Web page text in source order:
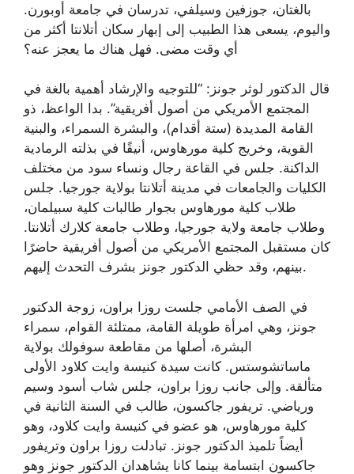
بالغتان، جوزفين وسيلفي، تدرسان في جامعة أوبورن.
واليوم، يسعى هذا الطبيب إلى إبهار سكان أتلانتا أكثر من
أي وقت مضى. فهل هناك ما يعجز عنه؟
قال الدكتور لوثر جونز: “للتوجيه والإرشاد أهمية بالغة في
المجتمع الأمريكي من أصول أفريقية”. بدا الواعظ، ذو
القامة المديدة (ستة أقدام)، والبشرة السمراء، والبنية
القوية، وخريج كلية مورهاوس، أنيقًا في بذلته الرمادية
الداكنة. جلس في القاعة رجال ونساء سود من مختلف
الكليات والجامعات في مدينة أتلانتا بولاية جورجيا. جلس
طلاب كلية مورهاوس بجوار طالبات كلية سبيلمان،
وطلاب جامعة ولاية جورجيا، وطلاب جامعة كلارك أتلانتا.
كان مستقبل المجتمع الأمريكي من أصول أفريقية حاضرًا
بينهم، وقد حظي الدكتور جونز بشرف التحدث إليهم.
في الصف الأمامي جلست روزا براون، زوجة الدكتور
جونز، وهي امرأة طويلة القامة، ممتلئة القوام، سمراء
البشرة، أصلها من مقاطعة سوفولك بولاية
ماساتشوستس. كانت سيدة كنيسة وايت كلاود الأولى
متألقة. وإلى جانب روزا براون، جلس شاب أسود وسيم
ورياضي. تريفور جاكسون، طالب في السنة الثانية في
كلية مورهاوس، هو عضو في كنيسة وايت كلاود، وهو
أيضاً تلميذ الدكتور جونز. تبادلت روزا براون وتريفور
جاكسون ابتسامة بينما كانا يشاهدان الدكتور جونز وهو